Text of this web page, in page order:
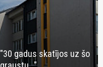
"30 gadus skatījos uz šo